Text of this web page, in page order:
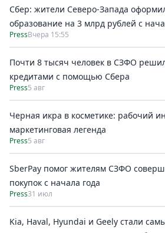
Сбер: жители Северо-Запада
образование на 3 млрд рублей с
PressВчера 15:55
Почти 8 тысяч человек в СЗФО
кредитами с помощью Сбера
Press5 авг
Черная икра в косметике: рабочий
маркетинговая легенда
Press5 авг
SberPay помог жителям СЗФО
покупок c начала года
Press31 июл
Kia, Haval, Hyundai и Geely стали